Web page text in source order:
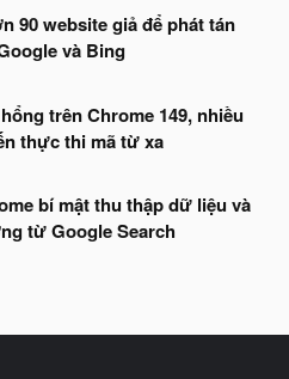
90 website giả để phát tán
và Bing
trên Chrome 149, nhiều
thực thi mã từ xa
bí mật thu thập dữ liệu và
từ Google Search